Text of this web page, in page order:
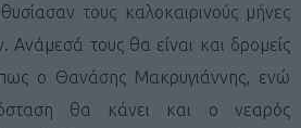
τους καλοκαιρινούς μήνες
Ανάμεσά τους θα είναι και δρομείς
ο Θανάσης Μακρυγιάννης, ενώ
θα κάνει και ο νεαρός